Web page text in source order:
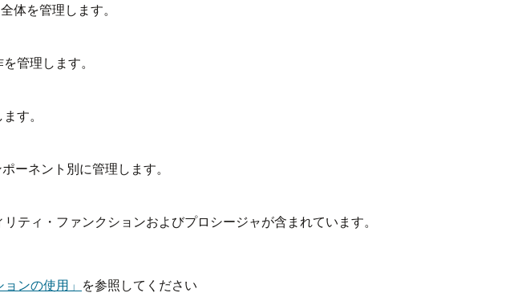
体を管理します。
管理します。
す。
ーネント別に管理します。
ティ・ファンクションおよびプロシージャが含まれています。
ンの使用」 を参照してください